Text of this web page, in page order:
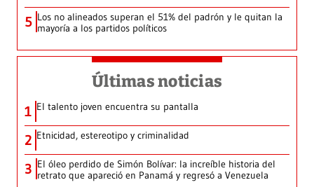
5 Los no alineados superan el 51% del padrón y le quitan la
mayoría a los partidos políticos
Últimas noticias
1 El talento joven encuentra su pantalla​
2 Etnicidad, estereotipo y criminalidad
3 El óleo perdido de Simón Bolívar: la increíble historia del
retrato que apareció en Panamá y regresó a Venezuela